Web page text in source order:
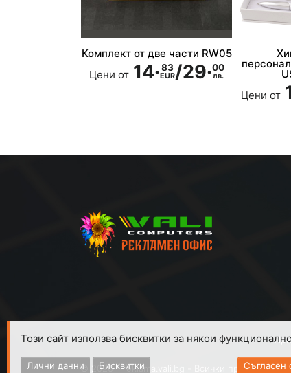
Комплект от две части RW05
Цени от 14·83
EUR/29·00
лв.
Цени от
© 2026 - reklama.vali.bg - Всички права
Този сайт използва бисквитки за някои
Лични данни Бисквитки Съгласен